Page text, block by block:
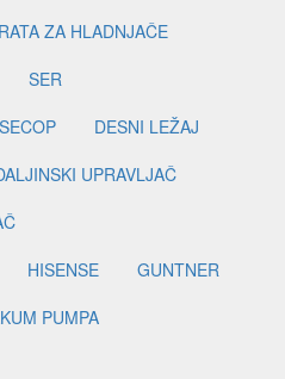
ZA HLADNJAČE
SER
SECOP
DESNI LEŽAJ
UPRAVLJAČ
HISENSE
GUNTNER
PUMPA